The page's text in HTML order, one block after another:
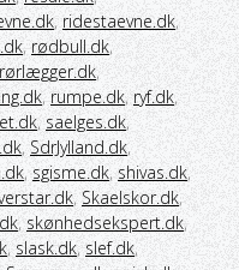
, ridestaevne.dk,
, rødbull.dk,
rørlægger.dk,
, rumpe.dk, ryf.dk,
, saelges.dk,
, SdrJylland.dk,
, sgisme.dk, shivas.dk,
, Skaelskor.dk,
, skønhedsekspert.dk,
, slask.dk, slef.dk,